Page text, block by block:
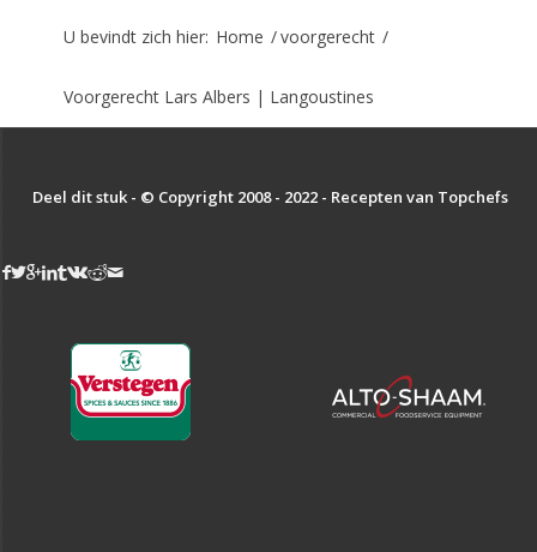
U bevindt zich hier: Home /voorgerecht /
Voorgerecht Lars Albers | Langoustines
Deel dit stuk - © Copyright 2008 - 2022 - Recepten van Topchefs